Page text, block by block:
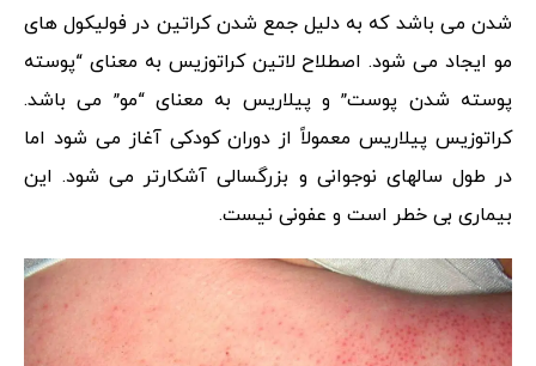
شدن می باشد که به دلیل جمع شدن کراتین در فولیکول های
مو ایجاد می شود. اصطلاح لاتین کراتوزیس به معنای “پوسته
پوسته شدن پوست” و پیلاریس به معنای “مو” می باشد.
کراتوزیس پیلاریس معمولاً از دوران کودکی آغاز می شود اما
در طول سالهای نوجوانی و بزرگسالی آشکارتر می شود. این
بیماری بی خطر است و عفونی نیست.